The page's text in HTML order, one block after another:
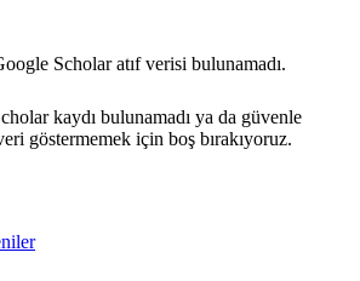
Scholar atıf verisi bulunamadı.
kaydı bulunamadı ya da güvenle
göstermemek için boş bırakıyoruz.